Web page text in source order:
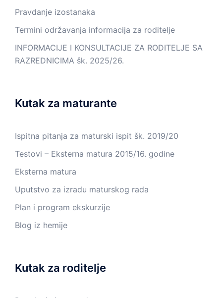
Pravdanje izostanaka
Termini održavanja informacija za roditelje
INFORMACIJE I KONSULTACIJE ZA RODITELJE SA
RAZREDNICIMA šk. 2025/26.
Kutak za maturante
Ispitna pitanja za maturski ispit šk. 2019/20
Testovi – Eksterna matura 2015/16. godine
Eksterna matura
Uputstvo za izradu maturskog rada
Plan i program ekskurzije
Blog iz hemije
Kutak za roditelje